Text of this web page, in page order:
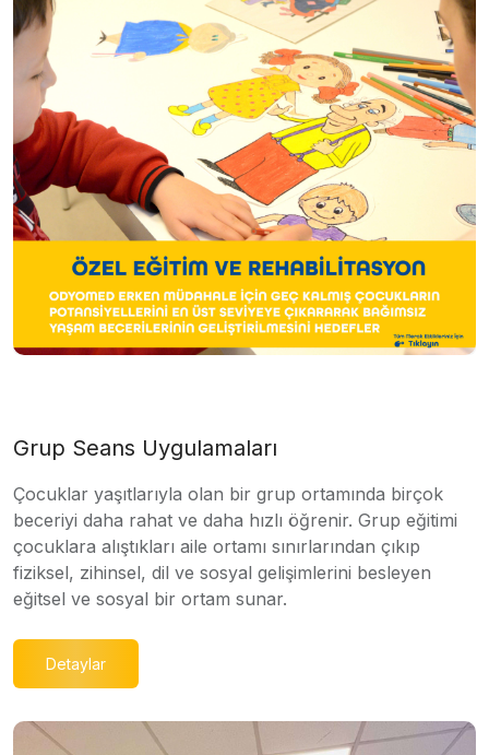
Grup Seans Uygulamaları
Çocuklar yaşıtlarıyla olan bir grup ortamında birçok
beceriyi daha rahat ve daha hızlı öğrenir. Grup eğitimi
çocuklara alıştıkları aile ortamı sınırlarından çıkıp
fiziksel, zihinsel, dil ve sosyal gelişimlerini besleyen
eğitsel ve sosyal bir ortam sunar.
Detaylar